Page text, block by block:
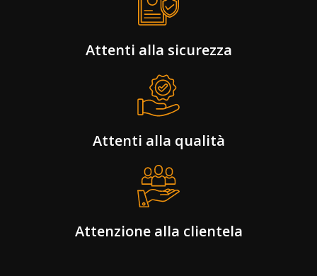
Attenti alla sicurezza
Attenti alla qualità
Attenzione alla clientela